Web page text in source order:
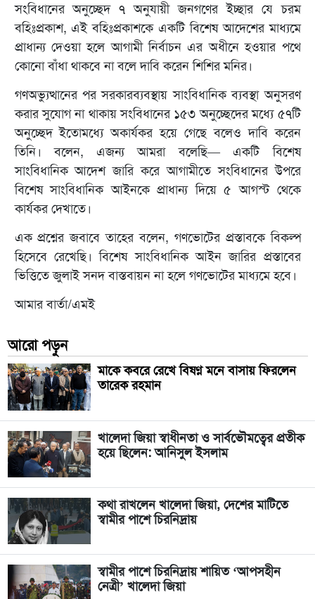
সংবিধানের অনুচ্ছেদ ৭ অনুযায়ী জনগণের ইচ্ছার যে চরম
বহিঃপ্রকাশ, এই বহিঃপ্রকাশকে একটি বিশেষ আদেশের মাধ্যমে
প্রাধান্য দেওয়া হলে আগামী নির্বাচন এর অধীনে হওয়ার পথে
কোনো বাঁধা থাকবে না বলে দাবি করেন শিশির মনির।
গণঅভ্যুত্থানের পর সরকারব্যবস্থায় সাংবিধানিক ব্যবস্থা অনুসরণ
করার সুযোগ না থাকায় সংবিধানের ১৫৩ অনুচ্ছেদের মধ্যে ৫৭টি
অনুচ্ছেদ ইতোমধ্যে অকার্যকর হয়ে গেছে বলেও দাবি করেন
তিনি। বলেন, এজন্য আমরা বলেছি— একটি বিশেষ
সাংবিধানিক আদেশ জারি করে আগামীতে সংবিধানের উপরে
বিশেষ সাংবিধানিক আইনকে প্রাধান্য দিয়ে ৫ আগস্ট থেকে
কার্যকর দেখাতে।
এক প্রশ্নের জবাবে তাহের বলেন, গণভোটের প্রস্তাবকে বিকল্প
হিসেবে রেখেছি। বিশেষ সাংবিধানিক আইন জারির প্রস্তাবের
ভিত্তিতে জুলাই সনদ বাস্তবায়ন না হলে গণভোটের মাধ্যমে হবে।
আমার বার্তা/এমই
আরো পড়ুন
মাকে কবরে রেখে বিষণ্ন মনে বাসায় ফিরলেন
তারেক রহমান
খালেদা জিয়া স্বাধীনতা ও সার্বভৌমত্বের প্রতীক
হয়ে ছিলেন: আনিসুল ইসলাম
কথা রাখলেন খালেদা জিয়া, দেশের মাটিতে
স্বামীর পাশে চিরনিদ্রায়
স্বামীর পাশে চিরনিদ্রায় শায়িত ‘আপসহীন
নেত্রী’ খালেদা জিয়া